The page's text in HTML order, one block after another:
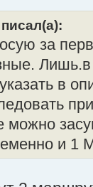
за
в
можно
и 1